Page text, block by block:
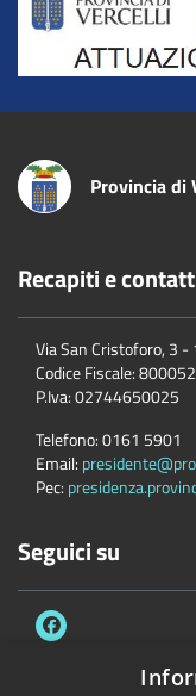
Provincia di
Recapiti e
Via San Cristoforo, 3 -
Codice Fiscale:
P.Iva:02744650025
Telefono:0161 5901
Email:
Pec:
Seguici su